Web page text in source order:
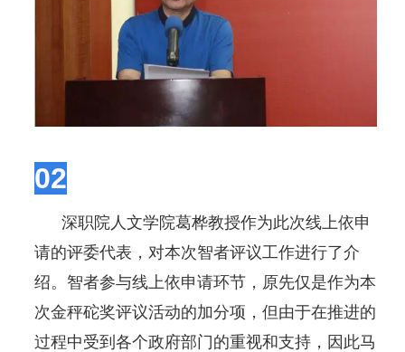
02
深职院人文学院葛桦教授作为此次线上依申
请的评委代表，对本次智者评议工作进行了介
绍。智者参与线上依申请环节，原先仅是作为本
次金秤砣奖评议活动的加分项，但由于在推进的
过程中受到各个政府部门的重视和支持，因此马